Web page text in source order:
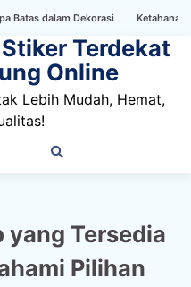
Dekorasi Ketahanan Stiker
Terdekat
Online
Lebih Mudah, Hemat,
yang Tersedia
Pilihan